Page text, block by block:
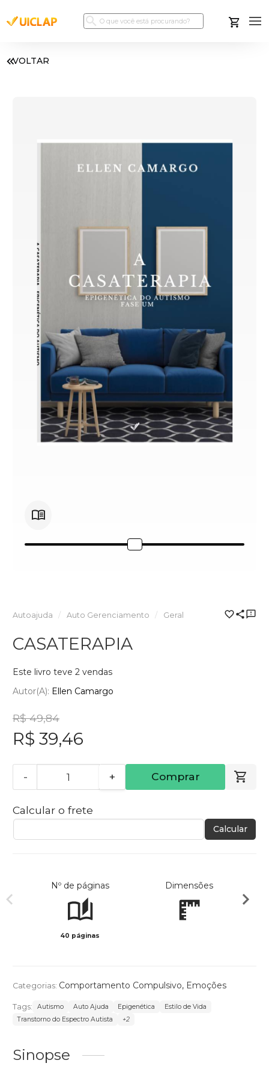
VOLTAR
Autoajuda Auto Gerenciamento Geral
CASATERAPIA
Este livro teve 2 vendas
Autor(a): Ellen Camargo
R$ 49,84
R$ 39,46
- + Comprar
Calcular o frete
Calcular
Nº de páginas
40 páginas
Dimensões
Categorias: Comportamento Compulsivo, Emoções
Tags: Autismo Auto Ajuda Epigenética
Estilo de Vida
Transtorno do Espectro Autista
+2
Sinopse